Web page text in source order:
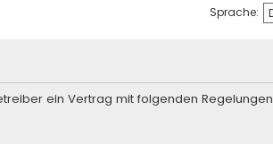
Sprache:
ein Vertrag mit folgenden Regelungen